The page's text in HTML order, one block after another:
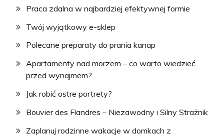
Praca zdalna w najbardziej efektywnej formie
Twój wyjątkowy e-sklep
Polecane preparaty do prania kanap
Apartamenty nad morzem – co warto wiedzieć
przed wynajmem?
Jak robić ostre portrety?
Bouvier des Flandres – Niezawodny i Silny Strażnik
Zaplanuj rodzinne wakacje w domkach z